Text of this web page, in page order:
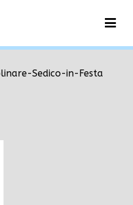
Sedico-in-
Sedico-in-Festa